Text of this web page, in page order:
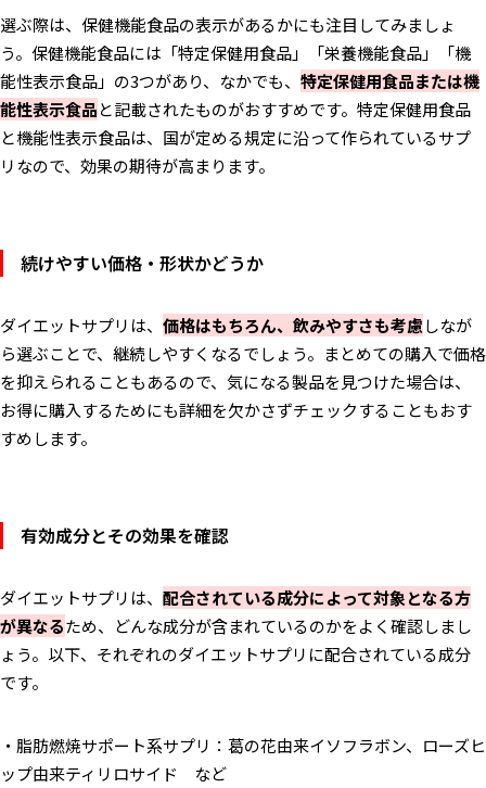
選ぶ際は、保健機能食品の表示があるかにも注目してみましょ
う。保健機能食品には「特定保健用食品」「栄養機能食品」「機
能性表示食品」の3つがあり、なかでも、 特定保健用食品または機
能性表示食品と記載されたものがおすすめです。特定保健用食品
と機能性表示食品は、国が定める規定に沿って作られているサプ
リなので、効果の期待が高まります。
続けやすい価格・形状かどうか
ダイエットサプリは、 価格はもちろん、飲みやすさも考慮しなが
ら選ぶことで、継続しやすくなるでしょう。まとめての購入で価格
を抑えられることもあるので、気になる製品を見つけた場合は、
お得に購入するためにも詳細を欠かさずチェックすることもおす
すめします。
有効成分とその効果を確認
ダイエットサプリは、 配合されている成分によって対象となる方
が異なるため、どんな成分が含まれているのかをよく確認しまし
ょう。以下、それぞれのダイエットサプリに配合されている成分
です。
・脂肪燃焼サポート系サプリ：葛の花由来イソフラボン、ローズヒ
ップ由来ティリロサイド など